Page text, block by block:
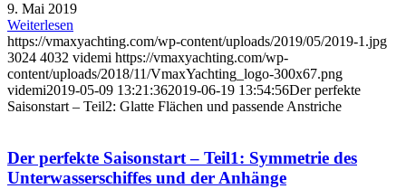
9. Mai 2019
Weiterlesen
https://vmaxyachting.com/wp-content/uploads/2019/05/2019-1.jpg
3024 4032 videmi https://vmaxyachting.com/wp-
content/uploads/2018/11/VmaxYachting_logo-300x67.png
videmi2019-05-09 13:21:362019-06-19 13:54:56Der perfekte
Saisonstart – Teil2: Glatte Flächen und passende Anstriche
Der perfekte Saisonstart – Teil1: Symmetrie des
Unterwasserschiffes und der Anhänge